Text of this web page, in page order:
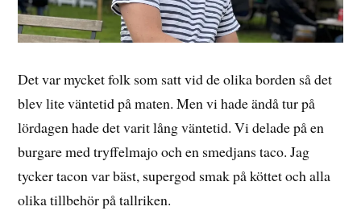
Det var mycket folk som satt vid de olika borden så det
blev lite väntetid på maten. Men vi hade ändå tur på
lördagen hade det varit lång väntetid. Vi delade på en
burgare med tryffelmajo och en smedjans taco. Jag
tycker tacon var bäst, supergod smak på köttet och alla
olika tillbehör på tallriken.